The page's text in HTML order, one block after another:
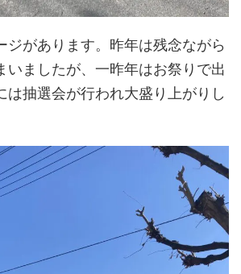
ジがあります。昨年は残念ながら
いましたが、一昨年はお祭りで出
は抽選会が行われ大盛り上がりし